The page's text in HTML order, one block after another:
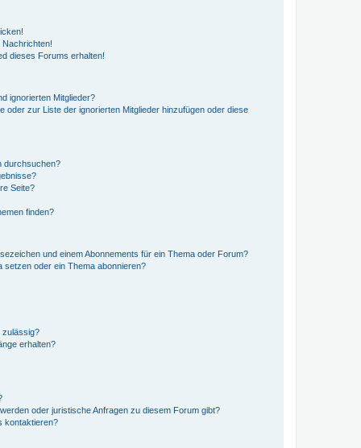
dieses Forums erhalten!
ignorierten Mitglieder?
oder zur Liste der ignorierten Mitglieder hinzufügen oder diese
durchsuchen?
Seite?
finden?
und einem Abonnements für ein Thema oder Forum?
setzen oder ein Thema abonnieren?
zulässig?
erhalten?
oder juristische Anfragen zu diesem Forum gibt?
kontaktieren?